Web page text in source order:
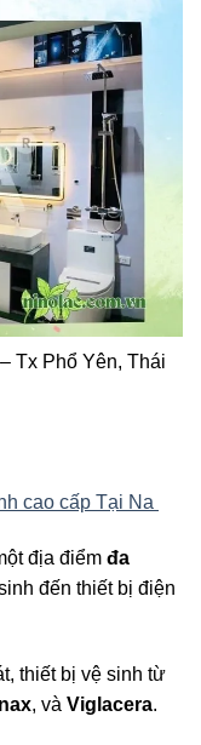
Tx Phổ Yên, Thái
cao cấp Tại Na
địa điểm đa
đến thiết bị điện
thiết bị vệ sinh từ
Inax, và Viglacera.